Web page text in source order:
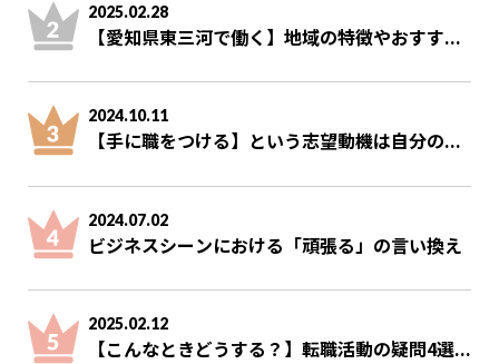
2025.02.28
【愛知県東三河で働く】地域の特徴やおすす...
2024.10.11
【手に職をつける】という志望動機は自分の...
2024.07.02
ビジネスシーンにおける「頑張る」の言い換え
2025.02.12
【こんなときどうする？】転職活動の疑問4選...